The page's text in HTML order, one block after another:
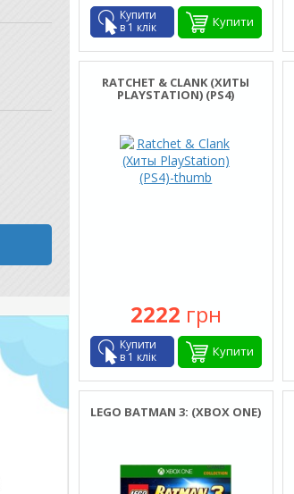
Купити
Купити
в 1 клік
RATCHET & CLANK (ХИТЫ
PLAYSTATION) (PS4)
2222 грн
Купити
Купити
в 1 клік
LEGO BATMAN 3: (XBOX ONE)